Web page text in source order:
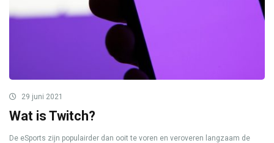
29 juni 2021
Wat is Twitch?
De eSports zijn populairder dan ooit te voren en veroveren langzaam de